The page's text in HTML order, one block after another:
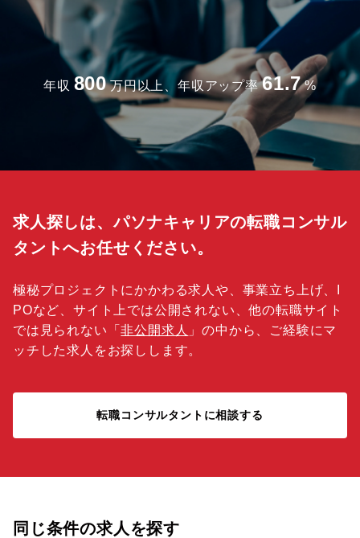
年収 800 万円以上、年収アップ率 61.7 %
求人探しは、パソナキャリアの転職コンサル
タントへお任せください。
極秘プロジェクトにかかわる求人や、事業立ち上げ、I
POなど、サイト上では公開されない、他の転職サイト
では見られない「非公開求人 」の中から、ご経験にマ
ッチした求人をお探しします。
転職コンサルタントに相談する
同じ条件の求人を探す